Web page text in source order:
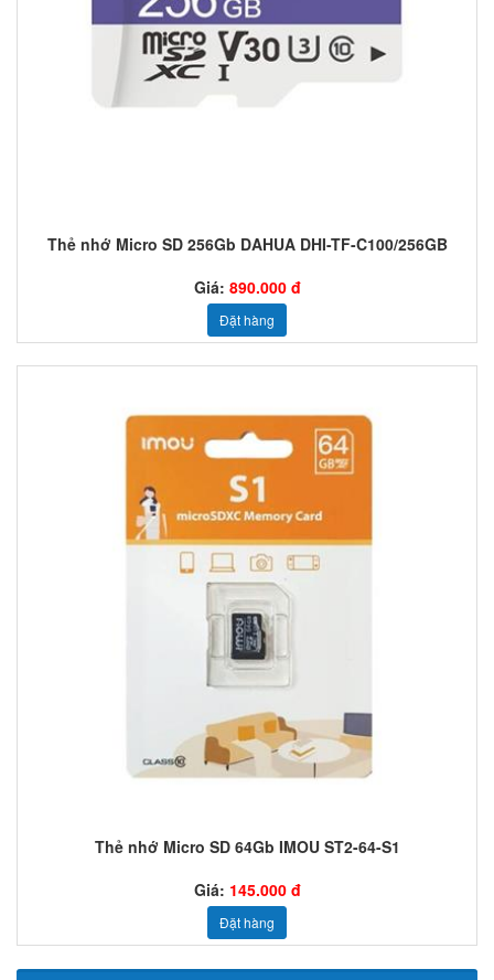
Thẻ nhớ Micro SD 256Gb DAHUA DHI-TF-C100/256GB
Giá: 890.000 đ
Đặt hàng
Thẻ nhớ Micro SD 64Gb IMOU ST2-64-S1
Giá: 145.000 đ
Đặt hàng